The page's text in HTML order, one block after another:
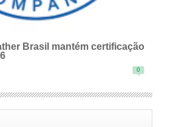
Brasil mantém certificação
0